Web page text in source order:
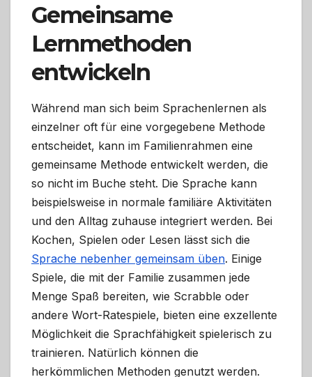
Gemeinsame
Lernmethoden
entwickeln
Während man sich beim Sprachenlernen als
einzelner oft für eine vorgegebene Methode
entscheidet, kann im Familienrahmen eine
gemeinsame Methode entwickelt werden, die
so nicht im Buche steht. Die Sprache kann
beispielsweise in normale familiäre Aktivitäten
und den Alltag zuhause integriert werden. Bei
Kochen, Spielen oder Lesen lässt sich die
Sprache nebenher gemeinsam üben. Einige
Spiele, die mit der Familie zusammen jede
Menge Spaß bereiten, wie Scrabble oder
andere Wort-Ratespiele, bieten eine exzellente
Möglichkeit die Sprachfähigkeit spielerisch zu
trainieren. Natürlich können die
herkömmlichen Methoden genutzt werden.